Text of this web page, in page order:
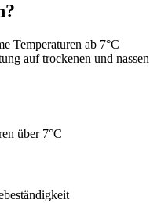
Temperaturen ab 7°C
auf trockenen und nassen
über 7°C